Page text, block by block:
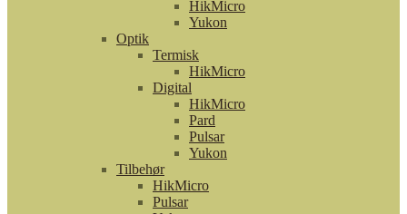
HikMicro
Yukon
Optik
Termisk
HikMicro
Digital
HikMicro
Pard
Pulsar
Yukon
Tilbehør
HikMicro
Pulsar